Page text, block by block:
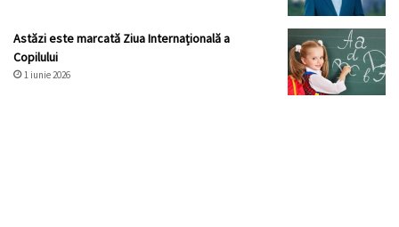
Astăzi este marcată Ziua Internațională a
Copilului
1 iunie 2026